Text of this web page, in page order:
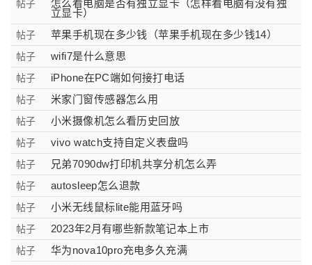
帖子
怎么看电脑是否有独立显卡（怎样看电脑有没有独
立显卡）
帖子 苹果手机现在多少钱（苹果手机现在多少钱14）
帖子 wifi7是什么意思
帖子 iPhone在PC端如何接打电话
帖子 米家门窗传感器怎么用
帖子 小米摄像机怎么看历史回放
帖子 vivo watch支持自定义表盘吗
帖子 兄弟7090dw打印机共享分机怎么弄
帖子 autosleep怎么退款
帖子 小米无线鼠标lite能用蓝牙吗
帖子 2023年2月有哪些新款笔记本上市
帖子 华为nova10pro充电多久充满